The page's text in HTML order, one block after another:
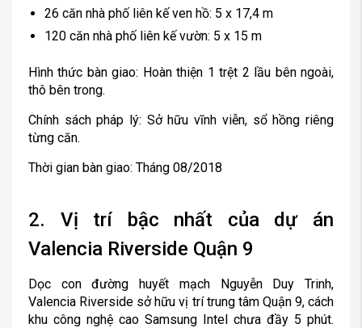
26 căn nhà phố liên kế ven hồ: 5 x 17,4 m
120 căn nhà phố liên kế vườn: 5 x 15 m
Hình thức bàn giao: Hoàn thiện 1 trệt 2 lầu bên ngoài,
thô bên trong.
Chính sách pháp lý: Sở hữu vĩnh viễn, sổ hồng riêng
từng căn.
Thời gian bàn giao: Tháng 08/2018
2. Vị trí bậc nhất của dự án
Valencia Riverside Quận 9
Dọc con đường huyết mạch Nguyễn Duy Trinh,
Valencia Riverside sở hữu vị trí trung tâm Quận 9, cách
khu công nghệ cao Samsung Intel chưa đầy 5 phút.